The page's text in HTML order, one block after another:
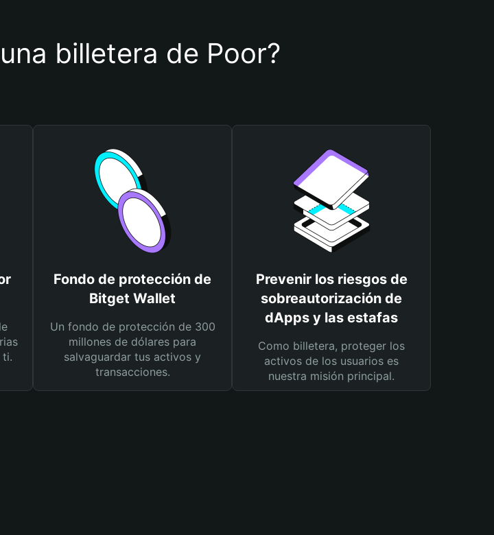
billetera de Poor?
ti.
Fondo de protección de
Bitget Wallet
Un fondo de protección de 300
millones de dólares para
salvaguardar tus activos y
transacciones.
Prevenir los riesgos de
sobreautorización de
dApps y las estafas
Como billetera, proteger los
activos de los usuarios es
nuestra misión principal.